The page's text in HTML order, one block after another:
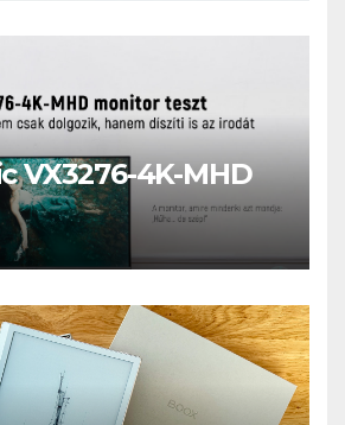
VX3276-4K-MHD